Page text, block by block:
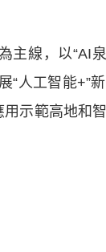
線，以“AI泉
“人工智能+”
示範高地和